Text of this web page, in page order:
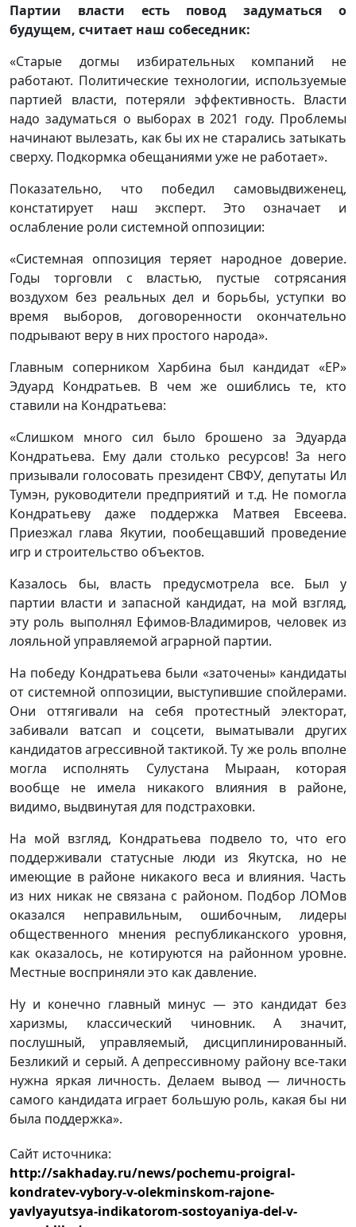
Партии власти есть повод задуматься о
будущем, считает наш собеседник:
«Старые догмы избирательных компаний не
работают. Политические технологии, используемые
партией власти, потеряли эффективность. Власти
надо задуматься о выборах в 2021 году. Проблемы
начинают вылезать, как бы их не старались затыкать
сверху. Подкормка обещаниями уже не работает».
Показательно, что победил самовыдвиженец,
констатирует наш эксперт. Это означает и
ослабление роли системной оппозиции:
«Системная оппозиция теряет народное доверие.
Годы торговли с властью, пустые сотрясания
воздухом без реальных дел и борьбы, уступки во
время выборов, договоренности окончательно
подрывают веру в них простого народа».
Главным соперником Харбина был кандидат «ЕР»
Эдуард Кондратьев. В чем же ошиблись те, кто
ставили на Кондратьева:
«Слишком много сил было брошено за Эдуарда
Кондратьева. Ему дали столько ресурсов! За него
призывали голосовать президент СВФУ, депутаты Ил
Тумэн, руководители предприятий и т.д. Не помогла
Кондратьеву даже поддержка Матвея Евсеева.
Приезжал глава Якутии, пообещавший проведение
игр и строительство объектов.
Казалось бы, власть предусмотрела все. Был у
партии власти и запасной кандидат, на мой взгляд,
эту роль выполнял Ефимов-Владимиров, человек из
лояльной управляемой аграрной партии.
На победу Кондратьева были «заточены» кандидаты
от системной оппозиции, выступившие спойлерами.
Они оттягивали на себя протестный электорат,
забивали ватсап и соцсети, выматывали других
кандидатов агрессивной тактикой. Ту же роль вполне
могла исполнять Сулустана Мыраан, которая
вообще не имела никакого влияния в районе,
видимо, выдвинутая для подстраховки.
На мой взгляд, Кондратьева подвело то, что его
поддерживали статусные люди из Якутска, но не
имеющие в районе никакого веса и влияния. Часть
из них никак не связана с районом. Подбор ЛОМов
оказался неправильным, ошибочным, лидеры
общественного мнения республиканского уровня,
как оказалось, не котируются на районном уровне.
Местные восприняли это как давление.
Ну и конечно главный минус — это кандидат без
харизмы, классический чиновник. А значит,
послушный, управляемый, дисциплинированный.
Безликий и серый. А депрессивному району все-таки
нужна яркая личность. Делаем вывод — личность
самого кандидата играет большую роль, какая бы ни
была поддержка».
Сайт источника:
http://sakhaday.ru/news/pochemu-proigral-
kondratev-vybory-v-olekminskom-rajone-
yavlyayutsya-indikatorom-sostoyaniya-del-v-